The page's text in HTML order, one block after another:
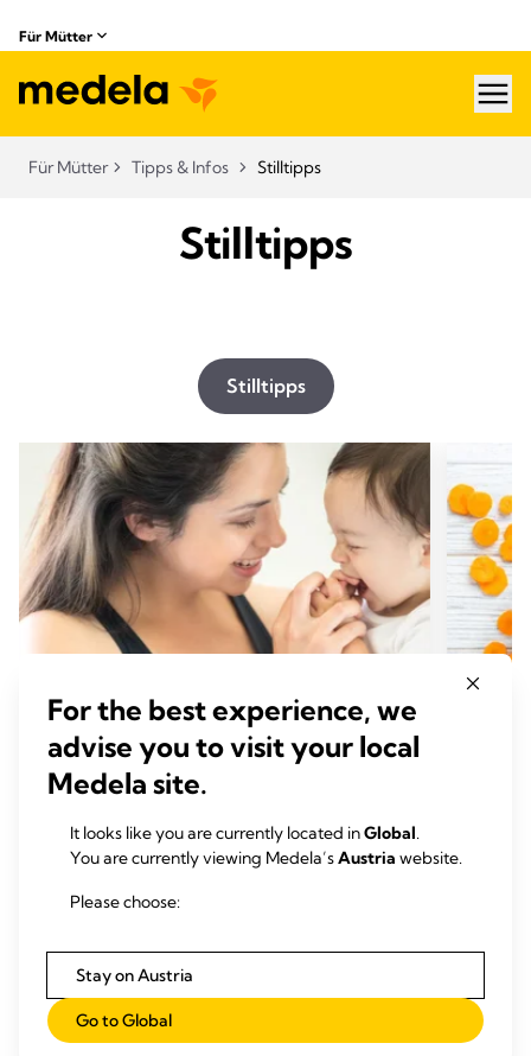
Für Mütter
Für Mütter Tipps & Infos Stilltipps
Stilltipps
Stilltipps
STILLTIPPS
Abstillen: Wann und wie du mit
dem Stillen aufhören solltest
Mehr lesen
For the best experience, we
advise you to visit your local
Medela site.
It looks like you are currently located inGlobal.
You are currently viewing Medela’sAustria website.
Please choose:
Stay on Austria
Go to Global